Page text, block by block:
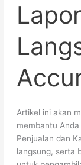
Artikel ini akan
membantu
Penjualan dan
langsung, serta
Arus
Langsung
–
Accurate
Online